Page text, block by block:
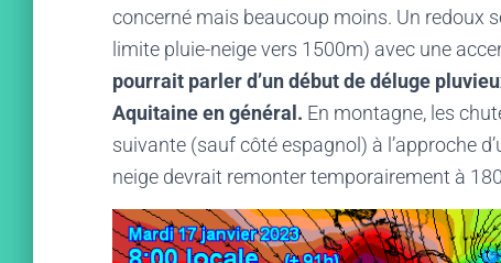
concerné mais beaucoup moins. Un redoux
limite pluie-neige vers 1500m) avec une
pourrait parler d’un début de déluge
Aquitaine en général. En montagne, les
suivante (sauf côté espagnol) à l’approche
neige devrait remonter temporairement à